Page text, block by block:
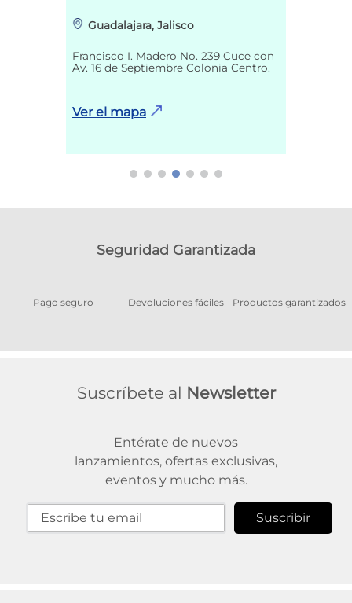
Guadalajara, Jalisco
Francisco I. Madero No. 239 Cuce con
Av. 16 de Septiembre Colonia Centro.
Ver el mapa
Seguridad Garantizada
Pago seguro Devoluciones fáciles Productos garantizados
Suscríbete al Newsletter
Entérate de nuevos
lanzamientos, ofertas exclusivas,
eventos y mucho más.
Suscribir